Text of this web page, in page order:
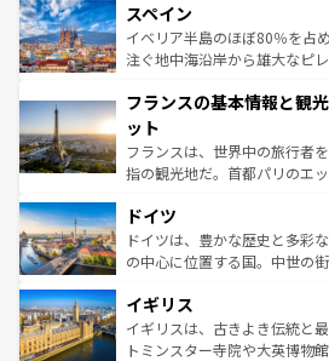
ろん、トスカーナの美しい田
景など、自然景観も見逃せな
ピザやパスタなど、絶品のイ
ませてくれるイタリアで、忘
なお、新着のイタリア情報は
しい。
スペイン
イベリア半島のほぼ80％を占
注ぐ地中海沿岸から雄大なピ
文化が根付くこの国では、情
れる闘牛、そして美味しいタ
る。首都マドリードの洗練さ
アートに溢れた街角から、地
せる。地方によって風土や気
性で訪
ンテンツ一覧を参照してほし
フランスの基本情報と観
ット
フランスは、世界中の旅行者
指の観光地だ。首都パリのエ
で、幅広い魅力が詰まってい
聖堂、美しいビーチ、そして
から魅了する。また、フラン
いる。シャンパンの発祥地で
香り高いラベンダー畑など、
らに、パリ以外の地域にも魅
ドイツ
ドイツは、豊かな歴史と多彩
の中心に位置する国。中世の
顔を持つこの国は、どこを歩
ルリンの文化的活気、バイエ
してライン川沿いのワイン畑
イギリス
イギリスは、古きよき伝統と
トミンスター寺院や大英博物